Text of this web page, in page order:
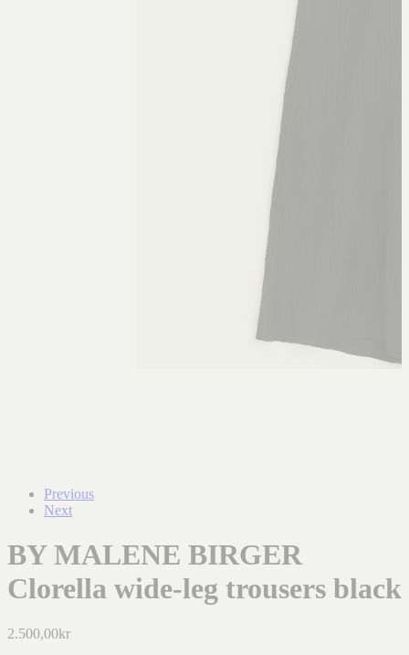
Previous
Next
BY MALENE BIRGER
Clorella wide-leg trousers black
2.500,00kr